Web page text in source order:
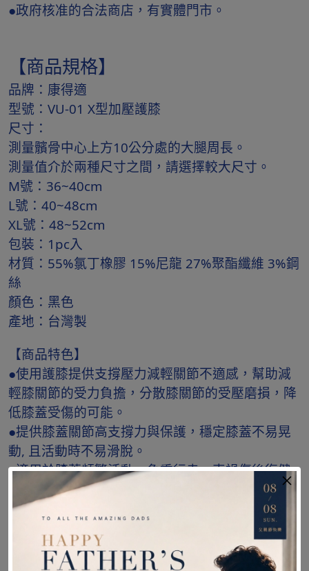
●政府核准的合法商店，有實體門市。
【商品規格】
品牌：康得適
型號：VU-01 X型加壓護膝
尺寸：
測量髕骨中心上方10公分處的大腿周長。
測量值介於兩種尺寸之間，請選擇較大尺寸。
M號：36~40cm
L號：40~48cm
XL號：48~52cm
包裝：1pc入
材質：55%氯丁橡膠 15%尼龍 27%聚酯纖維 3%鋼
絲
顏色：黑色
產地：台灣製
【商品特色】
●使用護膝提供支撐壓力減輕關節不適感，幫助減
輕膝關節的受力負擔，分散膝關節的受壓磨損，降
低膝蓋受傷的可能。
●提供膝蓋關節高支撐力與保護，穩定膝蓋不易晃
動, 且活動時不易滑脫。
●適用於膝蓋頻繁活動、負重行走、車禍傷後復健
等需求的民眾，支撐膝蓋範圍的穩定性。
●採用有伸縮性的大腿十字固定帶，可支撐各種動
●膝蓋兩側支撐條，牢固穩定膝蓋，本產品所採用
的金屬彈簧條，便於膝蓋曲伸展，